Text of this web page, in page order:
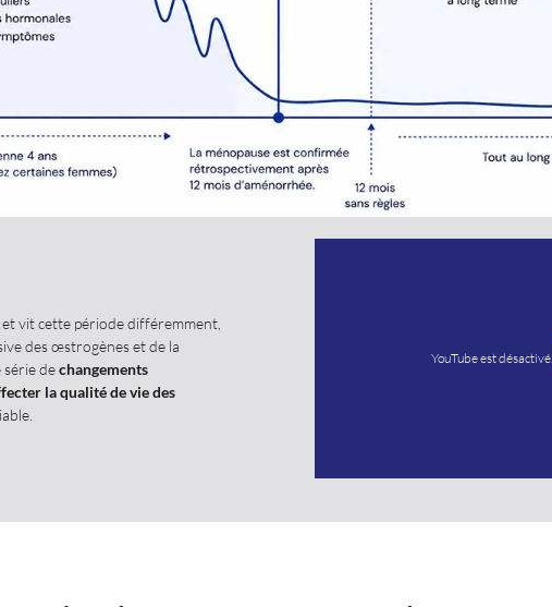
et vit cette période différemment,
des œstrogènes et de la
dechangements
la qualité de vie des
YouTube est désactivé.